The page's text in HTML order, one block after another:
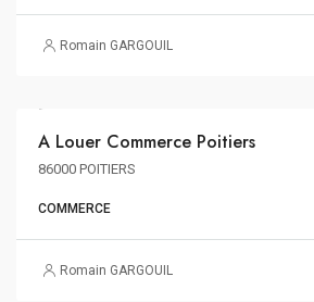
Romain GARGOUIL
A Louer Commerce Poitiers
86000 POITIERS
COMMERCE
Romain GARGOUIL